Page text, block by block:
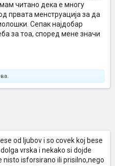
читано дека е многу
првата менструација за да
Сепак најдобар
за тоа, според мене значи
od ljubov i so covek koj bese
vrska i nekako si dojde
isforsirano ili prisilno,nego